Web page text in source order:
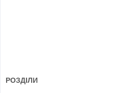
РОЗДІЛИ